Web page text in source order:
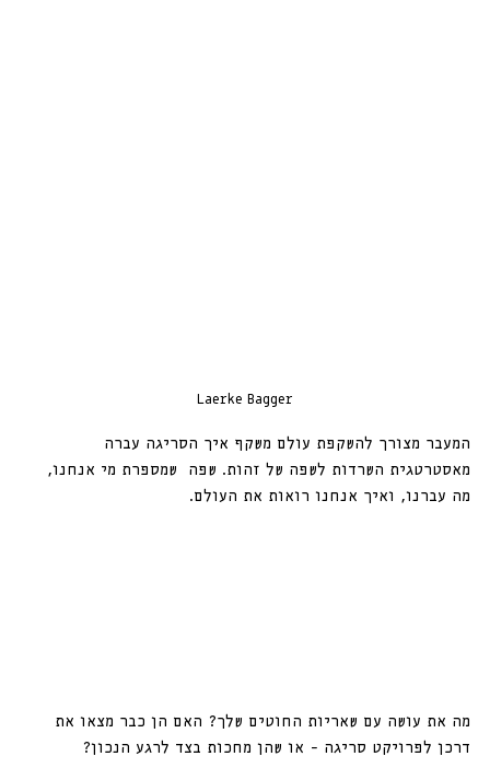
Laerke Bagger
המעבר מצורך להשקפת עולם משקף איך הסריגה עברה
מאסטרטגית השרדות לשפה של זהות. שפה  שמספרת מי אנחנו,
מה עברנו, ואיך אנחנו רואות את העולם.
מה את עושה עם שאריות החוטים שלך? האם הן כבר מצאו את
דרכן לפרויקט סריגה - או שהן מחכות בצד לרגע הנכון?